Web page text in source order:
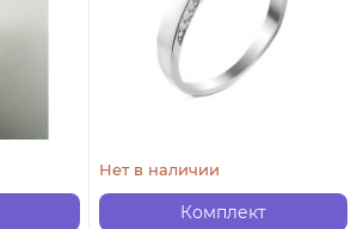
Комплект
Нет в наличии